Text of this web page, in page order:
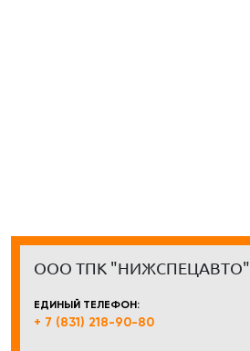
ООО ТПК "НИЖСПЕЦАВТО"
ЕДИНЫЙ ТЕЛЕФОН:
+ 7 (831) 218-90-80